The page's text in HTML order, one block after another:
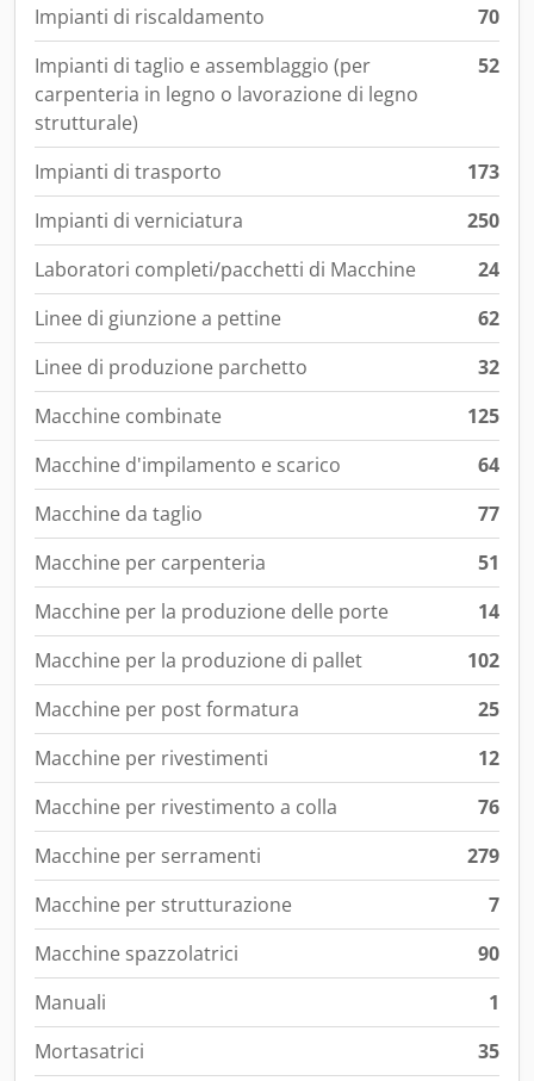
Impianti di riscaldamento
70
Impianti di taglio e assemblaggio (per
carpenteria in legno o lavorazione di legno
strutturale)
52
Impianti di trasporto
173
Impianti di verniciatura
250
Laboratori completi/pacchetti di Macchine
24
Linee di giunzione a pettine
62
Linee di produzione parchetto
32
Macchine combinate
125
Macchine d'impilamento e scarico
64
Macchine da taglio
77
Macchine per carpenteria
51
Macchine per la produzione delle porte
14
Macchine per la produzione di pallet
102
Macchine per post formatura
25
Macchine per rivestimenti
12
Macchine per rivestimento a colla
76
Macchine per serramenti
279
Macchine per strutturazione
7
Macchine spazzolatrici
90
Manuali
1
Mortasatrici
35